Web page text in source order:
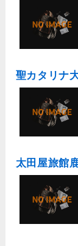
聖カタリナ
太田屋旅館